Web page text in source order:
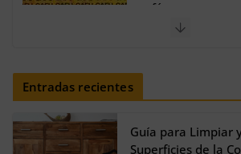
30 de septiembre
Shrek en estilo
Entradas recientes
Guía para Limpiar
Superficies de la